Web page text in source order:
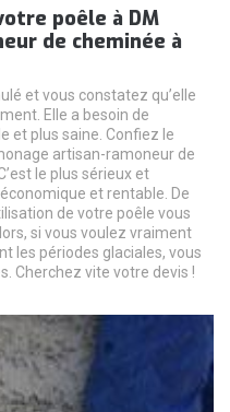
poêle à DM
de cheminée à
et vous constatez qu’elle
Elle a besoin de
et plus saine. Confiez le
artisan-ramoneur de
le plus sérieux et
et rentable. De
de votre poêle vous
si vous voulez vraiment
les périodes glaciales, vous
Cherchez vite votre devis !